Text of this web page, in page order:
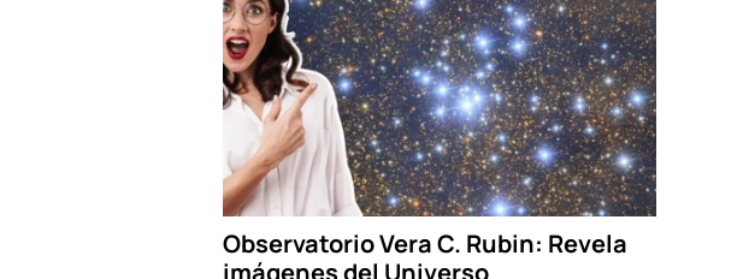
Observatorio Vera C. Rubin: Revela
imágenes del Universo